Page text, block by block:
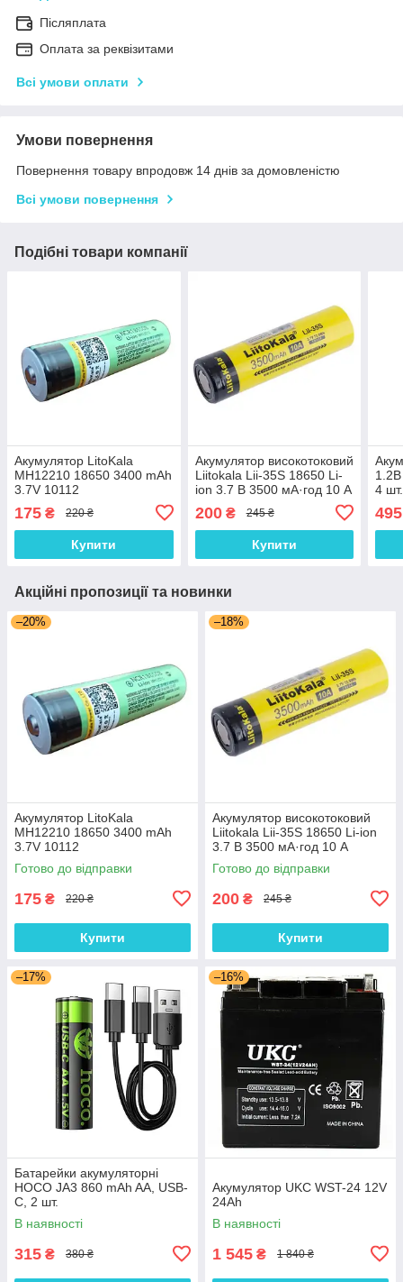
Післяплата
Оплата за реквізитами
Всі умови оплати
Умови повернення
Повернення товару впродовж 14 днів за домовленістю
Всі умови повернення
Подібні товари компанії
Акумулятор LitoKala
MH12210 18650 3400 mAh
3.7V 10112
175 ₴ 220 ₴
Купити
Акумулятор високотоковий
Liitokala Lii-35S 18650 Li-
ion 3.7 В 3500 мА·год 10 А
200₴ 245 ₴
Купити
4 шт.
495
Акційні пропозиції та новинки
–20%
Акумулятор LitoKala
MH12210 18650 3400 mAh
3.7V 10112
Готово до відправки
175 ₴ 220 ₴
Купити
–18%
Акумулятор високотоковий
Liitokala Lii-35S 18650 Li-ion
3.7 В 3500 мА·год 10 А
Готово до відправки
200 ₴ 245 ₴
Купити
–17%
Батарейки акумуляторні
HOCO JA3 860 mAh AA, USB-
C, 2 шт.
В наявності
315 ₴ 380 ₴
–16%
Акумулятор UKC WST-24 12V
24Ah
В наявності
1 545 ₴ 1 840 ₴